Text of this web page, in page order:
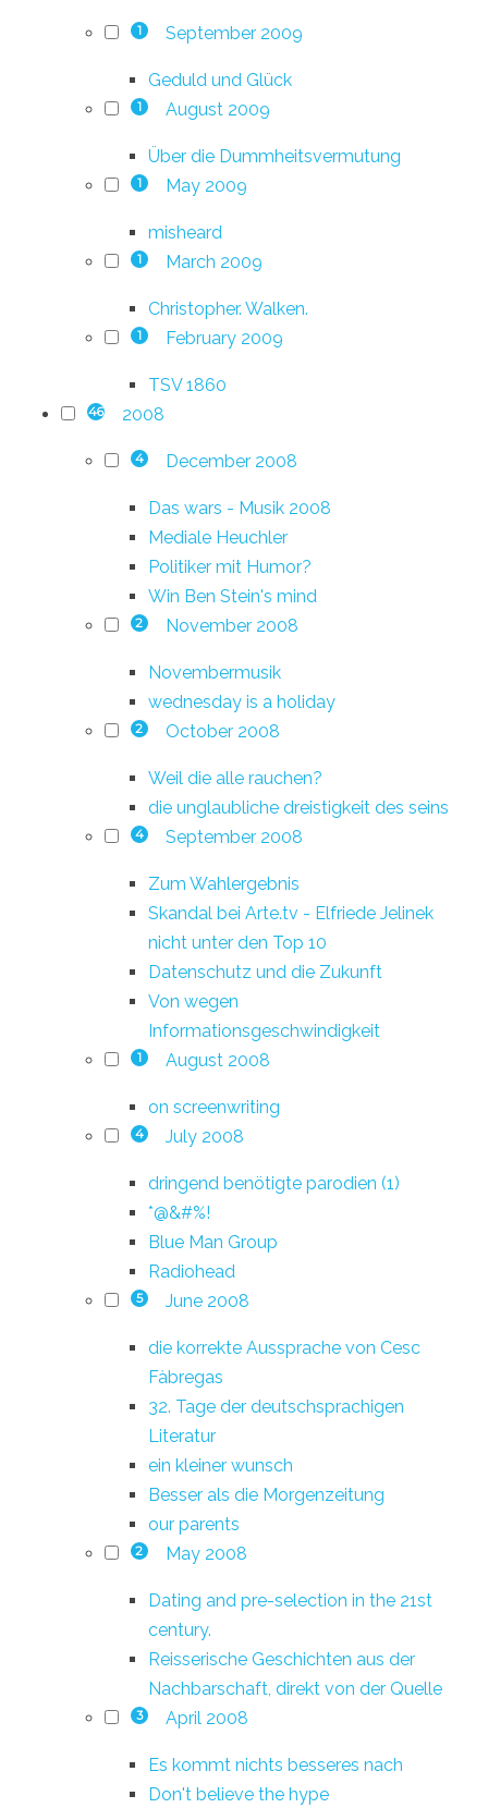
1 September 2009
Geduld und Glück
1 August 2009
Über die Dummheitsvermutung
1 May 2009
misheard
1 March 2009
Christopher. Walken.
1 February 2009
TSV 1860
46 2008
4 December 2008
Das wars - Musik 2008
Mediale Heuchler
Politiker mit Humor?
Win Ben Stein's mind
2 November 2008
Novembermusik
wednesday is a holiday
2 October 2008
Weil die alle rauchen?
die unglaubliche dreistigkeit des seins
4 September 2008
Zum Wahlergebnis
Skandal bei Arte.tv - Elfriede Jelinek
nicht unter den Top 10
Datenschutz und die Zukunft
Von wegen
Informationsgeschwindigkeit
1 August 2008
on screenwriting
4 July 2008
dringend benötigte parodien (1)
*@&#%!
Blue Man Group
Radiohead
5 June 2008
die korrekte Aussprache von Cesc
Fàbregas
32. Tage der deutschsprachigen
Literatur
ein kleiner wunsch
Besser als die Morgenzeitung
our parents
2 May 2008
Dating and pre-selection in the 21st
century.
Reisserische Geschichten aus der
Nachbarschaft, direkt von der Quelle
3 April 2008
Es kommt nichts besseres nach
Don't believe the hype